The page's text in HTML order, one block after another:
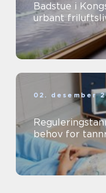
Badstue i
urbant
02. desember
behov for